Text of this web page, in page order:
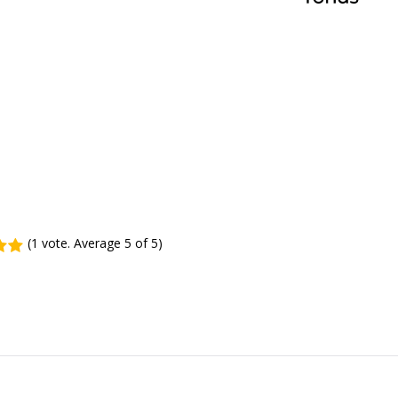
(1 vote. Average 5 of 5)